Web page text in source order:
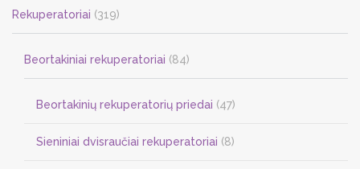
Rekuperatoriai (319)
Beortakiniai rekuperatoriai (84)
Beortakinių rekuperatorių priedai (47)
Sieniniai dvisraučiai rekuperatoriai (8)